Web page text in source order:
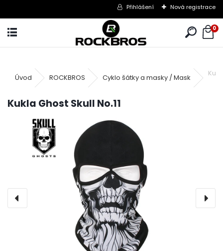
Přihlášení Nová registrace
0
Úvod ROCKBROS Cyklo šátky a masky / Mask
Kukla Ghost Skull No.11